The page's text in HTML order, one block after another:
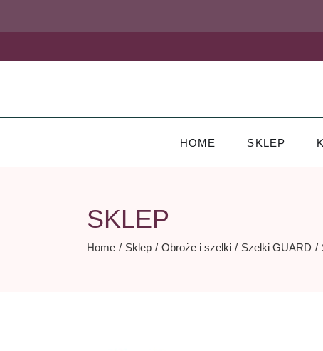
the
HOME SKLEP
SKLEP
Home Sklep Obroże i szelki Szelki GUARD